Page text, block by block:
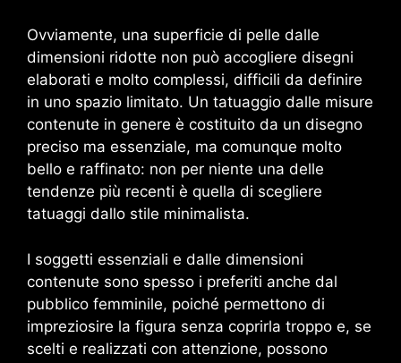
Ovviamente, una superficie di pelle dalle
dimensioni ridotte non può accogliere disegni
elaborati e molto complessi, difficili da definire
in uno spazio limitato. Un tatuaggio dalle misure
contenute in genere è costituito da un disegno
preciso ma essenziale, ma comunque molto
bello e raffinato: non per niente una delle
tendenze più recenti è quella di scegliere
tatuaggi dallo stile minimalista.
I soggetti essenziali e dalle dimensioni
contenute sono spesso i preferiti anche dal
pubblico femminile, poiché permettono di
impreziosire la figura senza coprirla troppo e, se
scelti e realizzati con attenzione, possono